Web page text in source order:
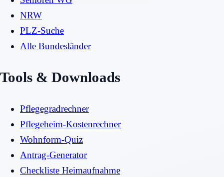
NRW
PLZ-Suche
Alle Bundesländer
Tools & Downloads
Pflegegradrechner
Pflegeheim-Kostenrechner
Wohnform-Quiz
Antrag-Generator
Checkliste Heimaufnahme